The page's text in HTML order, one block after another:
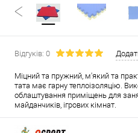
Відгуків: 0
Міцний та пружний, м'який та
тата має гарну теплоізоляцію.
облаштування приміщень для
майданчиків, ігрових кімнат.